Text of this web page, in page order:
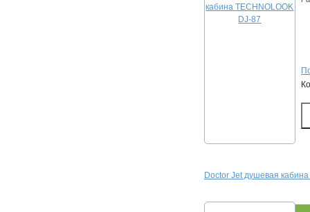
Doctor Jet душевая